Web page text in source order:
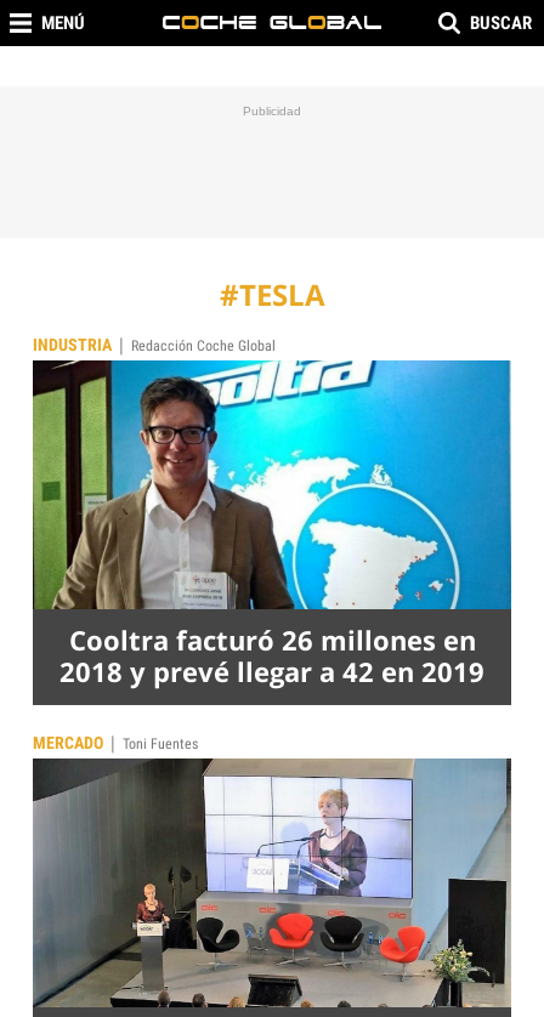
MENÚ BUSCAR
#TESLA
INDUSTRIA | Redacción Coche Global
Cooltra facturó 26 millones en
2018 y prevé llegar a 42 en 2019
MERCADO | Toni Fuentes